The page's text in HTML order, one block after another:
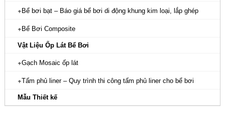
Bể bơi bạt – Báo giá bể bơi di động khung kim loại, lắp ghép
Bể Bơi Composite
Vật Liệu Ốp Lát Bể Bơi
Gạch Mosaic ốp lát
Tấm phủ liner – Quy trình thi công tấm phủ liner cho bể bơi
Mẫu Thiết kế